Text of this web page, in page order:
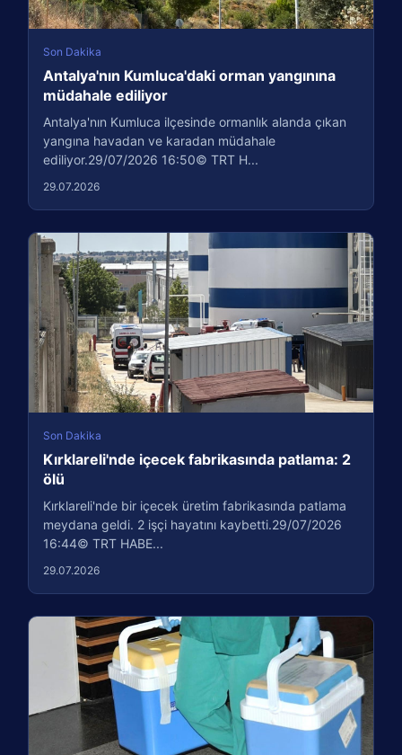
Son Dakika
Antalya'nın Kumluca'daki orman yangınına
müdahale ediliyor
Antalya'nın Kumluca ilçesinde ormanlık alanda çıkan
yangına havadan ve karadan müdahale
ediliyor.29/07/2026 16:50© TRT H...
29.07.2026
Son Dakika
Kırklareli'nde içecek fabrikasında patlama: 2
ölü
Kırklareli'nde bir içecek üretim fabrikasında patlama
meydana geldi. 2 işçi hayatını kaybetti.29/07/2026
16:44© TRT HABE...
29.07.2026